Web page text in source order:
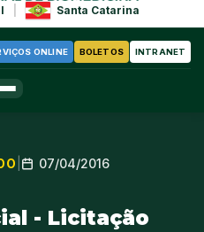
Santa Catarina
ONLINE BOLETOS INTRANET
07/04/2016
- Licitação